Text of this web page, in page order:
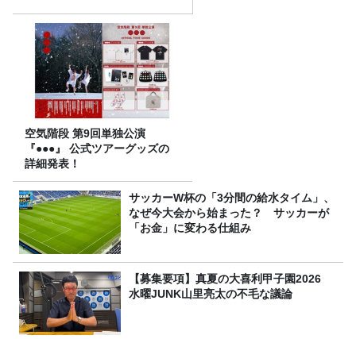
空気階段 第9回単独公演
『●●●』 公式ツアーグッズの
詳細発表！
サッカーW杯の「3分間の給水タイム」、
なぜ今大会から始まった？ サッカーが
「お金」に変わる仕組み
【募集要項】真夏の大喜利甲子園2026
水曜JUNK山里亮太の不毛な議論